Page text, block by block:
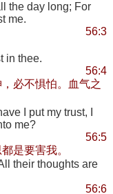
the day long; For
me.
56:3
in thee.
56:4
必不惧怕。血气之
I put my trust, I
me?
56:5
是要害我。
their thoughts are
56:6